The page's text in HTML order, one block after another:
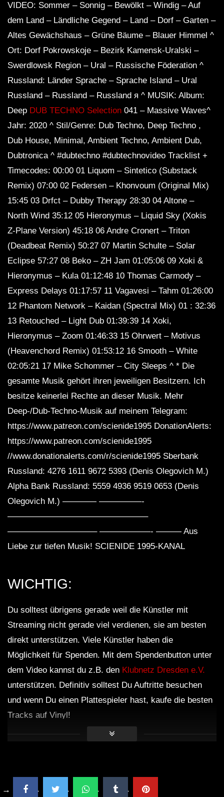
VIDEO: Sommer – Sonnig – Bewölkt – Windig – Auf
dem Land – Ländliche Gegend – Land – Dorf – Garten –
Altes Gewächshaus – Grüne Bäume – Blauer Himmel ^
Ort: Dorf Pokrowskoje – Bezirk Kamensk-Uralski –
Swerdlowsk Region – Ural – Russische Föderation ^
Russland: Länder Sprache – Sprache Island – Ural
Russland – Russland – Russland я ^ MUSIK: Album:
Deep DUB TECHNO Selection 041 – Massive Waves^
Jahr: 2020 ^ Stil/Genre: Dub Techno, Deep Techno ,
Dub House, Minimal, Ambient Techno, Ambient Dub,
Dubtronica ^ #dubtechno #dubtechnovideo Tracklist +
Timecodes: 00:00 01 Liquom – Sintetico (Substack
Remix) 07:00 02 Federsen – Khonvoum (Original Mix)
15:45 03 Drfct – Dubby Therapy 28:30 04 Altone –
North Wind 35:12 05 Hieronymus – Liquid Sky (Xokis
Z-Plane Version) 45:18 06 Andre Cronert – Triton
(Deadbeat Remix) 50:27 07 Martin Schulte – Solar
Eclipse 57:27 08 Beko – ZH Jam 01:05:06 09 Xoki &
Hieronymus – Kula 01:12:48 10 Thomas Carmody –
Express Delays 01:17:57 11 Vagavesi – Tahm 01:26:00
12 Phantom Network – Kaidan (Spectral Mix) 01 : 32:36
13 Retouched – Light Dub 01:39:39 14 Xoki,
Hieronymus – Zoom 01:46:33 15 Ohrwert – Motivus
(Heavenchord Remix) 01:53:12 16 Smooth – White
02:05:21 17 Mike Schommer – City Sleeps ^ * Die
gesamte Musik gehört ihren jeweiligen Besitzern. Ich
besitze keinerlei Rechte an dieser Musik. Mehr
Deep-/Dub-Techno-Musik auf meinem Telegram:
https://www.patreon.com/scienide1995 DonationAlerts:
https://www.patreon.com/scienide1995
//www.donationalerts.com/r/scienide1995 Sberbank
Russland: 4276 1611 9672 5393 (Denis Olegovich M.)
Alpha Bank Russland: 5559 4936 9519 0653 (Denis
Olegovich M.) ———— —————-
————————————————–
——————————– ——————- ——— Aus
Liebe zur tiefen Musik! SCIENIDE 1995-KANAL
WICHTIG:
Du solltest übrigens gerade weil die Künstler mit
Streaming nicht gerade viel verdienen, sie am besten
direkt unterstützen. Viele Künstler haben die
Möglichkeit für Spenden. Mit dem Spendenbutton unter
dem Video kannst du z.B. den Klubnetz Dresden e.V.
unterstützen. Definitiv solltest Du Auftritte besuchen
und wenn Du einen Plattespieler hast, kaufe die besten
Tracks auf Vinyl!